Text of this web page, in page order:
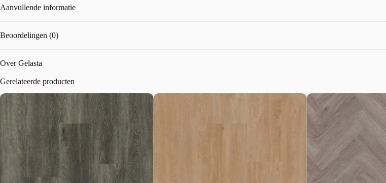
Aanvullende informatie
Beoordelingen (0)
Over Gelasta
Gerelateerde producten